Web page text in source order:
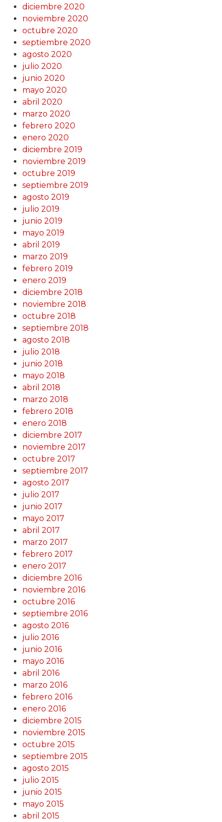
diciembre 2020
noviembre 2020
octubre 2020
septiembre 2020
agosto 2020
julio 2020
junio 2020
mayo 2020
abril 2020
marzo 2020
febrero 2020
enero 2020
diciembre 2019
noviembre 2019
octubre 2019
septiembre 2019
agosto 2019
julio 2019
junio 2019
mayo 2019
abril 2019
marzo 2019
febrero 2019
enero 2019
diciembre 2018
noviembre 2018
octubre 2018
septiembre 2018
agosto 2018
julio 2018
junio 2018
mayo 2018
abril 2018
marzo 2018
febrero 2018
enero 2018
diciembre 2017
noviembre 2017
octubre 2017
septiembre 2017
agosto 2017
julio 2017
junio 2017
mayo 2017
abril 2017
marzo 2017
febrero 2017
enero 2017
diciembre 2016
noviembre 2016
octubre 2016
septiembre 2016
agosto 2016
julio 2016
junio 2016
mayo 2016
abril 2016
marzo 2016
febrero 2016
enero 2016
diciembre 2015
noviembre 2015
octubre 2015
septiembre 2015
agosto 2015
julio 2015
junio 2015
mayo 2015
abril 2015